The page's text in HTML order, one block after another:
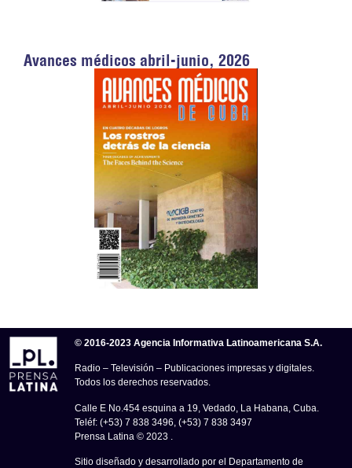
Avances médicos abril-junio, 2026
© 2016-2023 Agencia Informativa Latinoamericana S.A.
Radio – Televisión – Publicaciones impresas y digitales.
Todos los derechos reservados.
Calle E No.454 esquina a 19, Vedado, La Habana, Cuba.
Teléf: (+53) 7 838 3496, (+53) 7 838 3497
Prensa Latina © 2023 .
Sitio diseñado y desarrollado por el Departamento de